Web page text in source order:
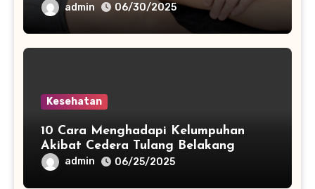
admin 06/30/2025
Kesehatan
10 Cara Menghadapi Kelumpuhan
Akibat Cedera Tulang Belakang
admin 06/25/2025